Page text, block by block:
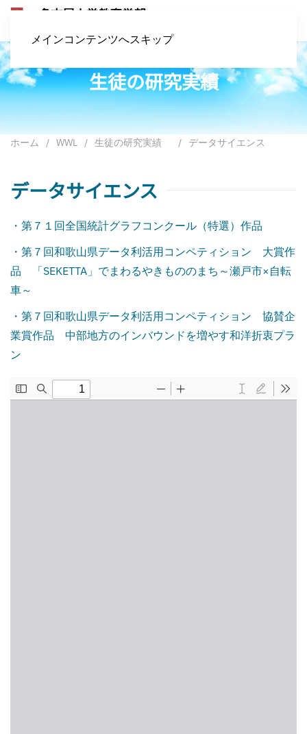
メインコンテンツへスキップ
生徒の研究実績
ホーム WWL 生徒の研究実績 データサイエンス
データサイエンス
・第７１回全国統計グラフコンクール（特選）作品
・第７回和歌山県データ利活用コンペティション 大賞作
品 「SEKETTA」でまわるやきもののまち～瀬戸市×自転
車～
・第７回和歌山県データ利活用コンペティション 協賛企
業賞作品 中部地方のインバウンドを増やす和洋折衷プラ
ン